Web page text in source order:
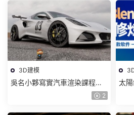
3D建模
吳名小夥寫實汽車渲染課程
2025年結課C4D+OC【畫質高
2
太
超